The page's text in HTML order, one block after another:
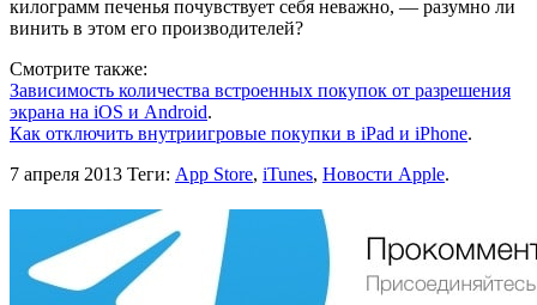
килограмм печенья почувствует себя неважно, — разумно ли
винить в этом его производителей?
Смотрите также:
Зависимость количества встроенных покупок от разрешения
экрана на iOS и Android.
Как отключить внутриигровые покупки в iPad и iPhone.
7 апреля 2013 Теги: App Store, iTunes, Новости Apple.